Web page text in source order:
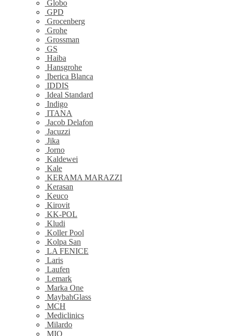
Globo
GPD
Grocenberg
Grohe
Grossman
GS
Haiba
Hansgrohe
Iberica Blanca
IDDIS
Ideal Standard
Indigo
ITANA
Jacob Delafon
Jacuzzi
Jika
Jorno
Kaldewei
Kale
KERAMA MARAZZI
Kerasan
Keuco
Kirovit
KK-POL
Kludi
Koller Pool
Kolpa San
LA FENICE
Laris
Laufen
Lemark
Marka One
MaybahGlass
MCH
Mediclinics
Milardo
MIO